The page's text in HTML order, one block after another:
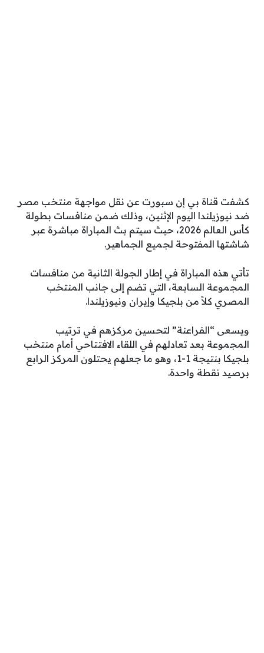
كشفت قناة بي إن سبورت عن نقل مواجهة منتخب مصر
ضد نيوزيلندا اليوم الإثنين، وذلك ضمن منافسات بطولة
كأس العالم 2026، حيث سيتم بث المباراة مباشرة عبر
شاشتها المفتوحة لجميع الجماهير.
تأتي هذه المباراة في إطار الجولة الثانية من منافسات
المجموعة السابعة، التي تضم إلى جانب المنتخب
المصري كلاً من بلجيكا وإيران ونيوزيلندا.
ويسعى “الفراعنة” لتحسين مركزهم في ترتيب
المجموعة بعد تعادلهم في اللقاء الافتتاحي أمام منتخب
بلجيكا بنتيجة 1-1، وهو ما جعلهم يحتلون المركز الرابع
برصيد نقطة واحدة.